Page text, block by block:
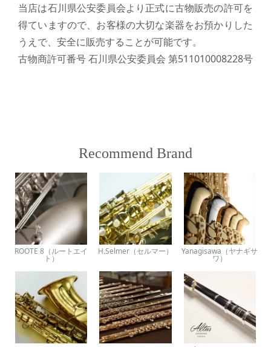
当店は石川県公安委員会より正式に古物販売の許可を
得ていますので、お客様の大切な楽器をお預かりした
うえで、安全に販売することが可能です。
古物商許可番号 石川県公安委員会 第511010008228号
Recommend Brand
ROOTE 8（ルートエイ
ト）
H.Selmer（セルマー） Yanagisawa（ヤナギサ
ワ）